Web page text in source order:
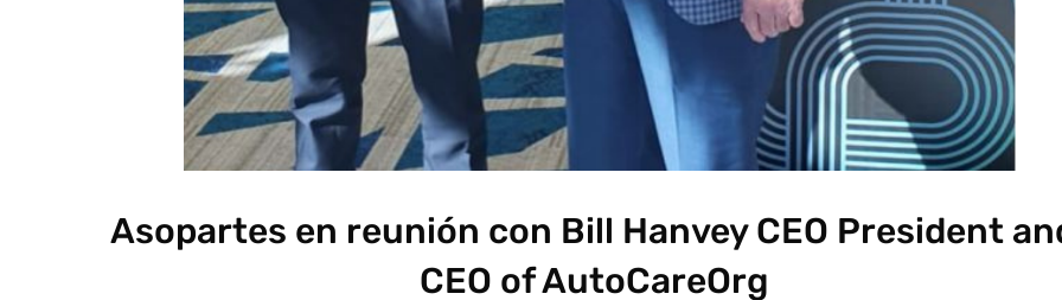
Asopartes en reunión con Bill Hanvey CEO President
CEO of AutoCareOrg